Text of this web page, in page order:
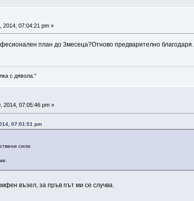
2014, 07:04:21 pm »
план до 3месеца?Отново предварително благодаря.
с дявола."
2014, 07:05:46 pm »
07:01:51 pm
сили.
възел, за пръв път ми се случва.